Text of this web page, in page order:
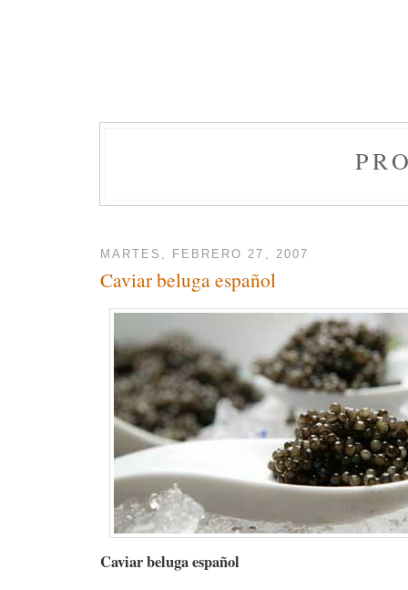
MARTES, FEBRERO 27, 2007
Caviar beluga español
Caviar beluga español